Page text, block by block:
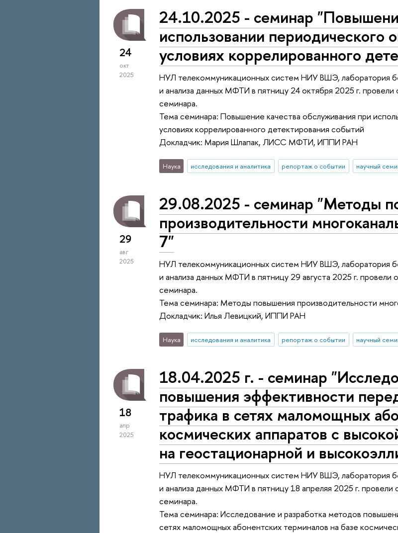
24
окт
2025
24.10.2025 - семинар
использовании периодического
условиях коррелированного
НУЛ телекоммуникационных систем НИУ ВШЭ, лаборатория
и анализа данных МФТИ в пятницу 24 октября 2025 г.
семинара.
Тема семинара: Повышение качества обслуживания при
условиях коррелированного детектирования событий
Докладчик: Мария Шлапак, ЛИСС МФТИ, ИППИ РАН
Наука исследования и аналитика репортаж о событии научный
29
авг
2025
29.08.2025 - семинар "Методы
производительности
7"
НУЛ телекоммуникационных систем НИУ ВШЭ, лаборатория
и анализа данных МФТИ в пятницу 29 августа 2025 г.
семинара.
Тема семинара: Методы повышения производительности
Докладчик: Илья Левицкий, ИППИ РАН
Наука исследования и аналитика репортаж о событии научный
18
апр
2025
18.04.2025 г. - семинар
повышения эффективности
трафика в сетях маломощных
космических аппаратов с
на геостационарной и
НУЛ телекоммуникационных систем НИУ ВШЭ, лаборатория
и анализа данных МФТИ в пятницу 18 апреляя 2025 г.
семинара.
Тема семинара: Исследование и разработка методов
сетях маломощных абонентских терминалов на базе